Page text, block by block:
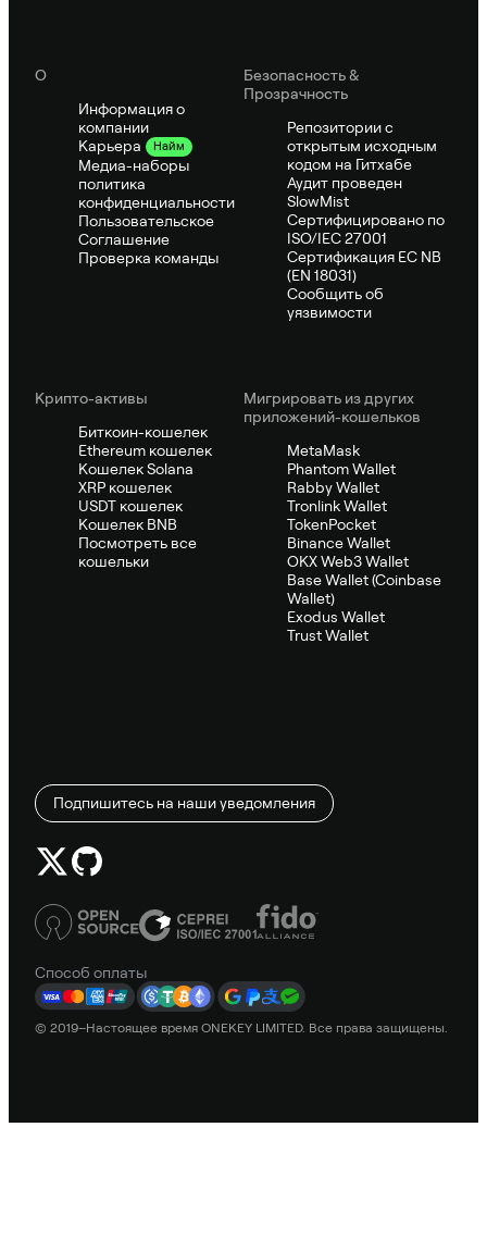
О
Информация о
компании
Карьера
Найм
Медиа-наборы
политика
конфиденциальности
Пользовательское
Соглашение
Проверка команды
Безопасность &
Прозрачность
Репозитории с
открытым исходным
кодом на Гитхабе
Аудит проведен
SlowMist
Сертифицировано по
ISO/IEC 27001
Сертификация ЕС NB
(EN 18031)
Сообщить об
уязвимости
Крипто-активы
Биткоин-кошелек
Ethereum кошелек
Кошелек Solana
XRP кошелек
USDT кошелек
Кошелек BNB
Посмотреть все
кошельки
Мигрировать из других
приложений-кошельков
MetaMask
Phantom Wallet
Rabby Wallet
Tronlink Wallet
TokenPocket
Binance Wallet
OKX Web3 Wallet
Base Wallet (Coinbase
Wallet)
Exodus Wallet
Trust Wallet
Подпишитесь на наши уведомления
Способ оплаты
© 2019–Настоящее время ONEKEY LIMITED. Все права защищены.